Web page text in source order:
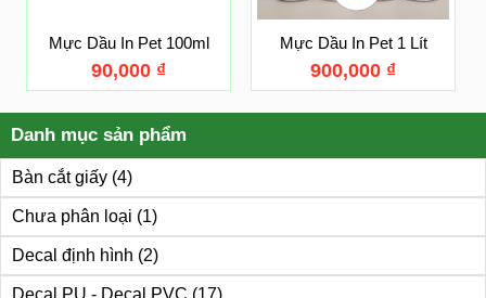
Danh mục sản phẩm
Bàn cắt giấy (4)
Chưa phân loại (1)
Decal định hình (2)
Decal PU - Decal PVC (17)
Mực Dầu In Pet 100ml
90,000 ₫
Mực Dầu In Pet 1 Lít
900,000 ₫